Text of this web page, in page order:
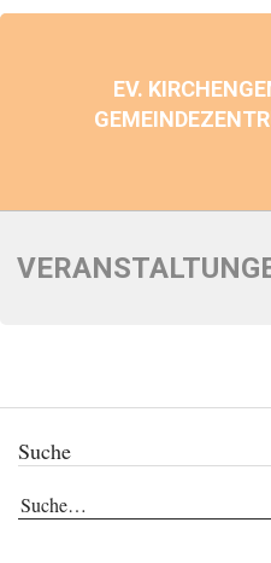
EV.
Suche